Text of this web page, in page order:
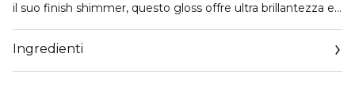
il suo finish shimmer, questo gloss offre ultra brillantezza e
profumazione deliziosa. Che tu preferisca il dolce o il salato,
questo gloss aggiunge il giusto tocco di brillantezza e
divertimento. La sua formula a coprenza media scivola
Ingredienti